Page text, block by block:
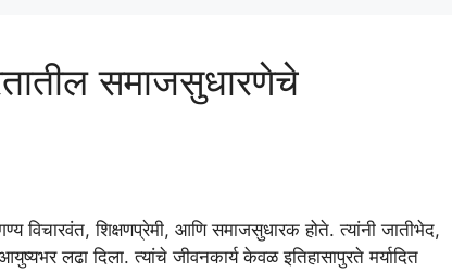
समाजसुधारणेचे
विचारवंत, शिक्षणप्रेमी, आणि समाजसुधारक होते. त्यांनी जातीभेद,
लढा दिला. त्यांचे जीवनकार्य केवळ इतिहासापुरते मर्यादित